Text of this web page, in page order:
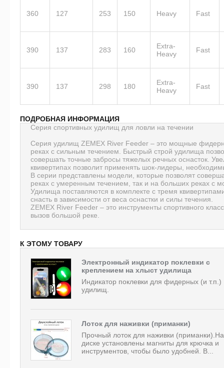
360 127 253 150 Heavy Fast
390 137 283 160
Extra-
Heavy
Fast
390 137 298 180
Extra-
Heavy
Fast
ПОДРОБНАЯ ИНФОРМАЦИЯ
Серия спортивных удилищ для ловли на течении
Серия удилищ ZEMEX River Feeder – это мощные
реках с сильным течением. Быстрый строй удилища
совершать точные забросы тяжелых речных оснасток.
квивертипах позволит применять шок-лидеры,
В серии представлены модели, которые позволят
реках с умеренным течением, так и на больших реках с
Удилища поставляются в комплекте с тремя
снасть в зависимости от веса оснастки и силы течения.
ZEMEX River Feeder – это инструменты спортивного
вызов большой реке.
К ЭТОМУ ТОВАРУ
Электронный индикатор поклевки с
креплением на хлыст удилища
Индикатор поклевки для фидерных (и т.п.)
удилищ.
Лоток для наживки (приманки)
Прочный лоток для наживки (приманки).На
диске установлены магниты для крючка и
инструментов, чтобы было удобней. В...